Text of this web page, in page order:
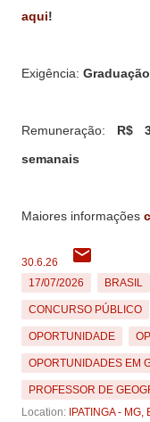
aqui!
Exigência:
Remuneração: R$
semanais
Maiores informações
30.6.26
17/07/2026
BRASIL
CONCURSO PÚBLICO
OPORTUNIDADE
OPORTUNIDADES EM
PROFESSOR DE
Location: IPATINGA - MG,